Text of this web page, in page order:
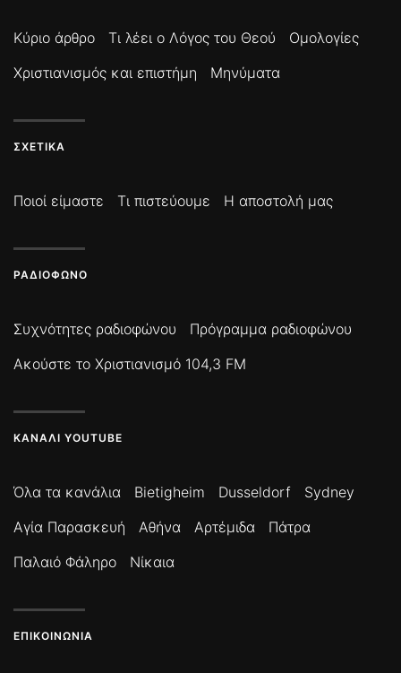
Κύριο άρθρο Τι λέει ο Λόγος του Θεού
Ομολογίες
Χριστιανισμός και επιστήμη
Μηνύματα
ΣΧΕΤΙΚΆ
Ποιοί είμαστε Τι πιστεύουμε Η αποστολή μας
ΡΑΔΙΌΦΩΝΟ
Συχνότητες ραδιοφώνου
Πρόγραμμα ραδιοφώνου
Ακούστε το Χριστιανισμό 104,3 FM
ΚΑΝΆΛΙ YOUTUBE
Όλα τα κανάλια Bietigheim Dusseldorf
Sydney
Αγία Παρασκευή
Αθήνα Αρτέμιδα
Πάτρα
Παλαιό Φάληρο
Νίκαια
ΕΠΙΚΟΙΝΩΝΊΑ